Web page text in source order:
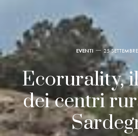
EVENTI 25
Ecorurality,
dei centri